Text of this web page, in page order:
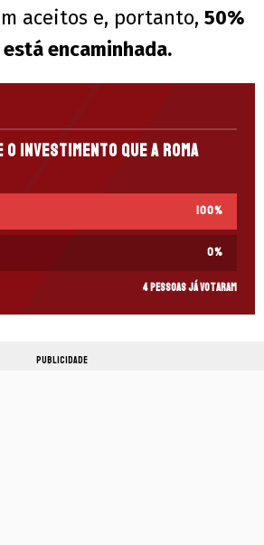
aceitos e, portanto, 50%
encaminhada.
o investimento que a Roma
100%
0%
4 pessoas já votaram
PUBLICIDADE